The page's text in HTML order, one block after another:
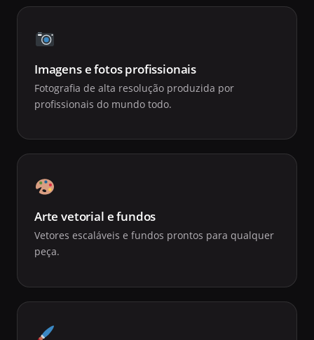
Imagens e fotos profissionais
Fotografia de alta resolução produzida por
profissionais do mundo todo.
Arte vetorial e fundos
Vetores escaláveis e fundos prontos para qualquer
peça.